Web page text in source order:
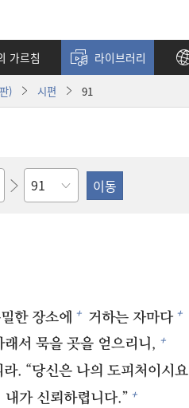
가르침 라이브러리
) 시편 91
장
한 장소에 + 거하는 자마다 +
서 묵을 곳을 얻으리니, +
. “당신은 나의 도피처이시
가 신뢰하렵니다.” +